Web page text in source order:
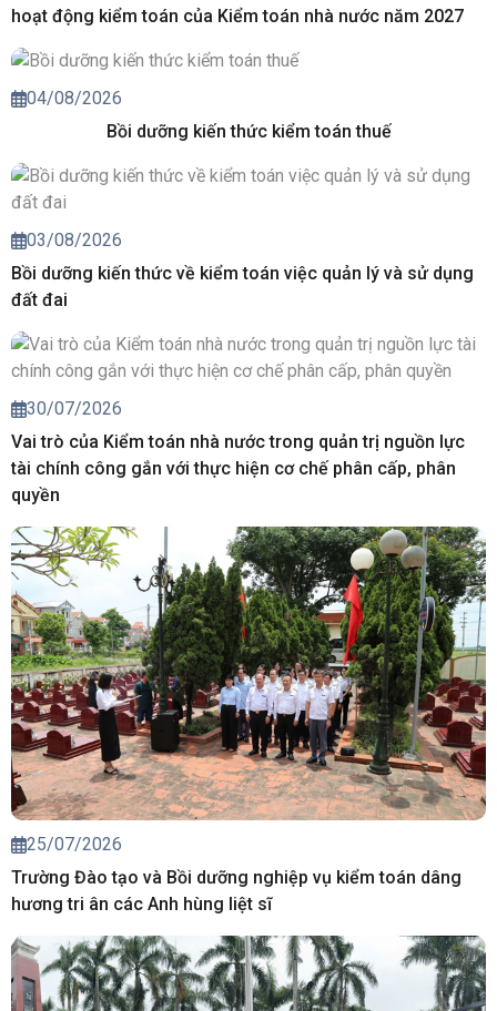
hoạt động kiểm toán của Kiểm toán nhà nước năm 2027
04/08/2026
Bồi dưỡng kiến thức kiểm toán thuế
03/08/2026
Bồi dưỡng kiến thức về kiểm toán việc quản lý và sử dụng
đất đai
30/07/2026
Vai trò của Kiểm toán nhà nước trong quản trị nguồn lực
tài chính công gắn với thực hiện cơ chế phân cấp, phân
quyền
25/07/2026
Trường Đào tạo và Bồi dưỡng nghiệp vụ kiểm toán dâng
hương tri ân các Anh hùng liệt sĩ